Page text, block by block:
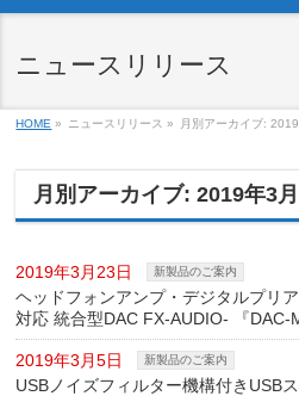
ニュースリリース
HOME » ニュースリリース » 月別アーカイブ:
月別アーカイブ: 2019年3月
2019年3月23日 新製品のご案内
ヘッドフォンアンプ・デジタルプリ
対応 統合型DAC FX-AUDIO- 『DAC-
2019年3月5日 新製品のご案内
USBノイズフィルター機構付きUSB